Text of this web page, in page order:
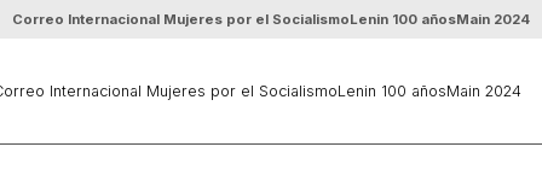
Correo Internacional Mujeres por el SocialismoLenin 100 añosMain 2024
Internacional Mujeres por el SocialismoLenin 100 añosMain 2024